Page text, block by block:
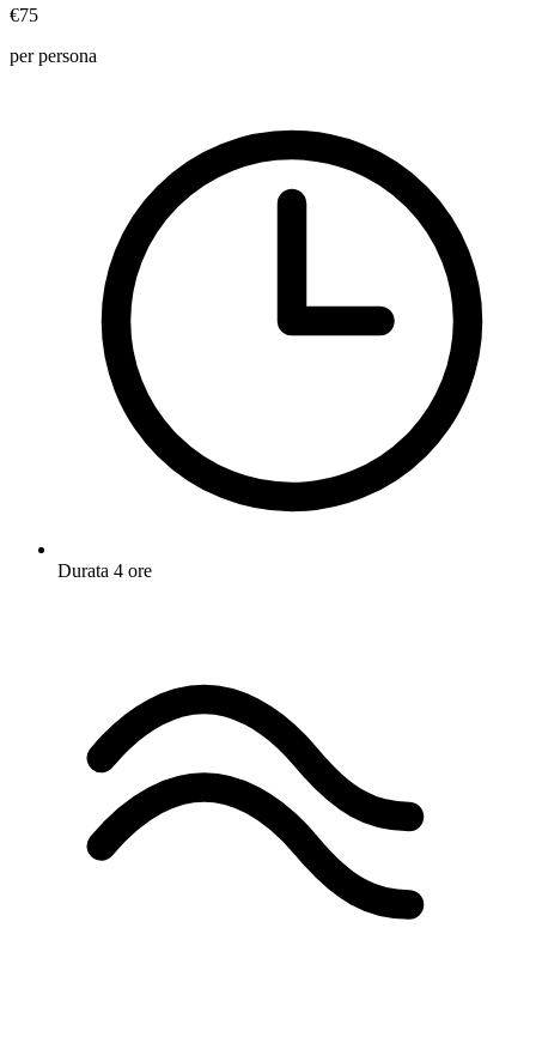
€75
per persona
Durata 4 ore